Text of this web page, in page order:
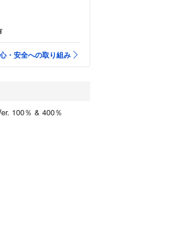
・安全への取り組み
100％ & 400％